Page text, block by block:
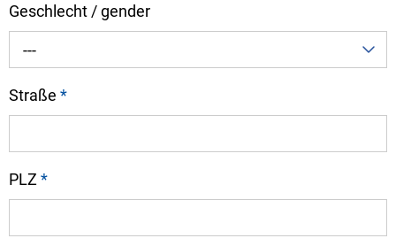
Geschlecht / gender
---
Straße *
PLZ *